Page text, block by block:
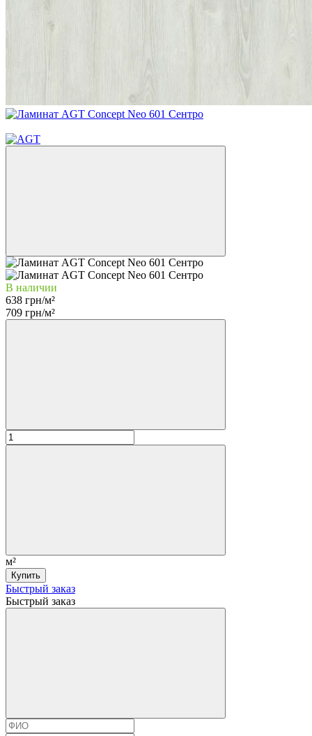
В наличии
638 грн/м²
709 грн/м²
м²
Купить
Быстрый заказ
Быстрый заказ